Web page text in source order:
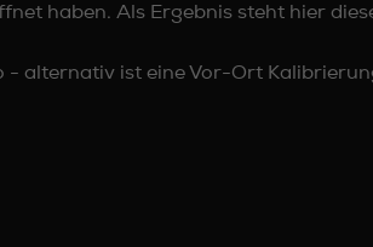
haben. Als Ergebnis steht hier
- alternativ ist eine Vor-Ort